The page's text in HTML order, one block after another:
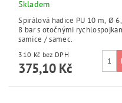
Skladem
Spirálová hadice PU 10 m, Ø
8 bar s otočnými
samice / samec.
310 Kč bez DPH
375,10 Kč